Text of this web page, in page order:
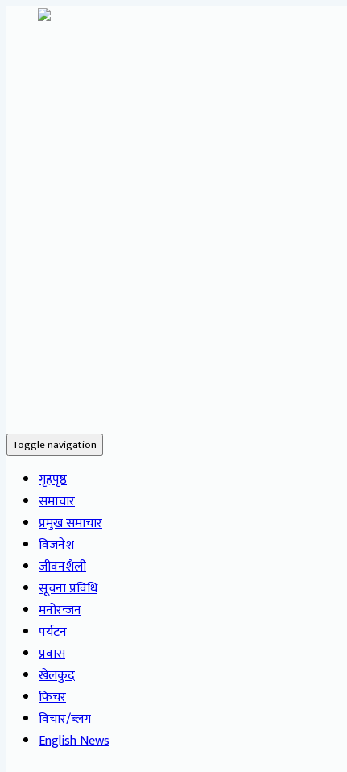
Toggle navigation
गृहपृष्ठ
समाचार
प्रमुख समाचार
विजनेश
जीवनशैली
सूचना प्रविधि
मनोरन्जन
पर्यटन
प्रवास
खेलकुद
फिचर
विचार/ब्लग
English News